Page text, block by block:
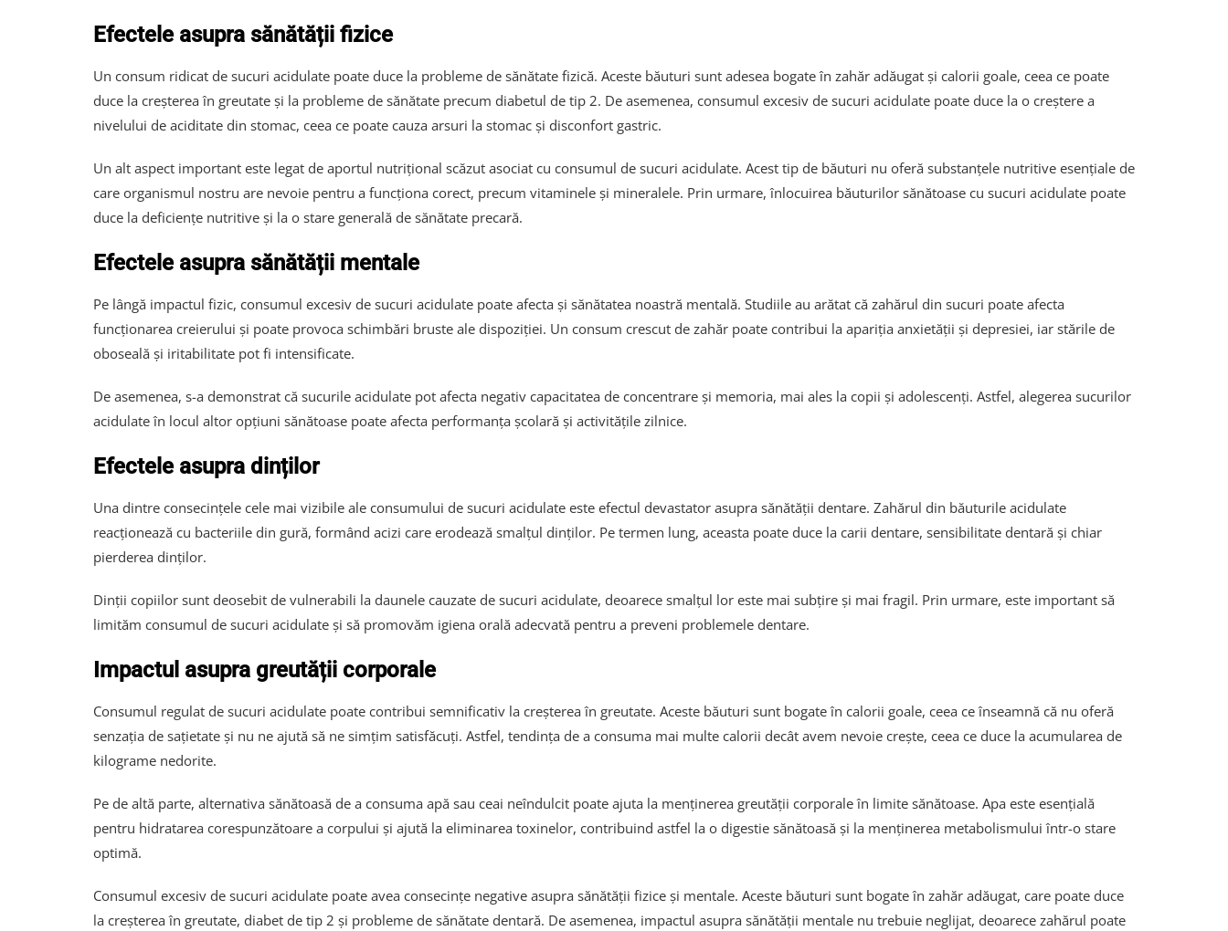
Efectele asupra sănătății fizice
Un consum ridicat de sucuri acidulate poate duce la probleme de sănătate fizică. Aceste băuturi sunt adesea bogate în zahăr adăugat și calorii goale, ceea ce poate
duce la creșterea în greutate și la probleme de sănătate precum diabetul de tip 2. De asemenea, consumul excesiv de sucuri acidulate poate duce la o creștere a
nivelului de aciditate din stomac, ceea ce poate cauza arsuri la stomac și disconfort gastric.
Un alt aspect important este legat de aportul nutrițional scăzut asociat cu consumul de sucuri acidulate. Acest tip de băuturi nu oferă substanțele nutritive esențiale de
care organismul nostru are nevoie pentru a funcționa corect, precum vitaminele și mineralele. Prin urmare, înlocuirea băuturilor sănătoase cu sucuri acidulate poate
duce la deficiențe nutritive și la o stare generală de sănătate precară.
Efectele asupra sănătății mentale
Pe lângă impactul fizic, consumul excesiv de sucuri acidulate poate afecta și sănătatea noastră mentală. Studiile au arătat că zahărul din sucuri poate afecta
funcționarea creierului și poate provoca schimbări bruste ale dispoziției. Un consum crescut de zahăr poate contribui la apariția anxietății și depresiei, iar stările de
oboseală și iritabilitate pot fi intensificate.
De asemenea, s-a demonstrat că sucurile acidulate pot afecta negativ capacitatea de concentrare și memoria, mai ales la copii și adolescenți. Astfel, alegerea sucurilor
acidulate în locul altor opțiuni sănătoase poate afecta performanța școlară și activitățile zilnice.
Efectele asupra dinților
Una dintre consecințele cele mai vizibile ale consumului de sucuri acidulate este efectul devastator asupra sănătății dentare. Zahărul din băuturile acidulate
reacționează cu bacteriile din gură, formând acizi care erodează smalțul dinților. Pe termen lung, aceasta poate duce la carii dentare, sensibilitate dentară și chiar
pierderea dinților.
Dinții copiilor sunt deosebit de vulnerabili la daunele cauzate de sucuri acidulate, deoarece smalțul lor este mai subțire și mai fragil. Prin urmare, este important să
limităm consumul de sucuri acidulate și să promovăm igiena orală adecvată pentru a preveni problemele dentare.
Impactul asupra greutății corporale
Consumul regulat de sucuri acidulate poate contribui semnificativ la creșterea în greutate. Aceste băuturi sunt bogate în calorii goale, ceea ce înseamnă că nu oferă
senzația de sațietate și nu ne ajută să ne simțim satisfăcuți. Astfel, tendința de a consuma mai multe calorii decât avem nevoie crește, ceea ce duce la acumularea de
kilograme nedorite.
Pe de altă parte, alternativa sănătoasă de a consuma apă sau ceai neîndulcit poate ajuta la menținerea greutății corporale în limite sănătoase. Apa este esențială
pentru hidratarea corespunzătoare a corpului și ajută la eliminarea toxinelor, contribuind astfel la o digestie sănătoasă și la menținerea metabolismului într-o stare
optimă.
Consumul excesiv de sucuri acidulate poate avea consecințe negative asupra sănătății fizice și mentale. Aceste băuturi sunt bogate în zahăr adăugat, care poate duce
la creșterea în greutate, diabet de tip 2 și probleme de sănătate dentară. De asemenea, impactul asupra sănătății mentale nu trebuie neglijat, deoarece zahărul poate